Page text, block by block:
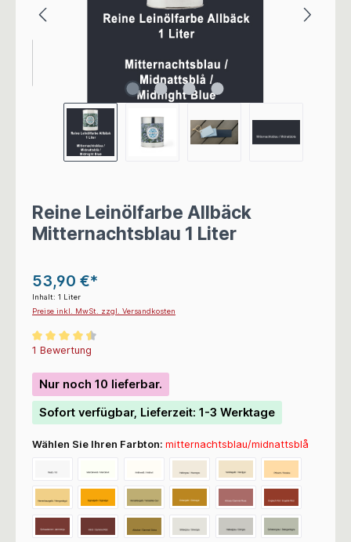
Reine Leinölfarbe Allbäck
Mitternachtsblau 1 Liter
53,90 €*
Inhalt: 1 Liter
Preise inkl. MwSt. zzgl. Versandkosten
Durchschnittliche Bewertung von 4.5 von 5 Sternen
1 Bewertung
Nur noch 10 lieferbar.
Sofort verfügbar, Lieferzeit: 1-3 Werktage
Wählen Sie Ihren Farbton: mitternachtsblau/midnattsblå